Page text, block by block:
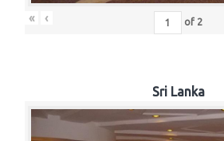
« ‹ of 2
Sri Lanka